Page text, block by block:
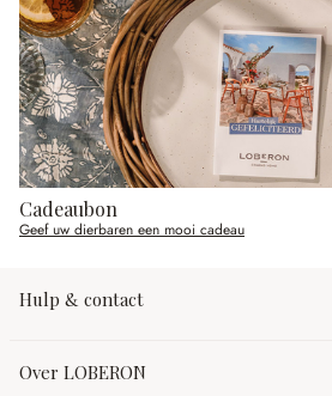
Cadeaubon
Geef uw dierbaren een mooi cadeau
Hulp & contact
Over LOBERON